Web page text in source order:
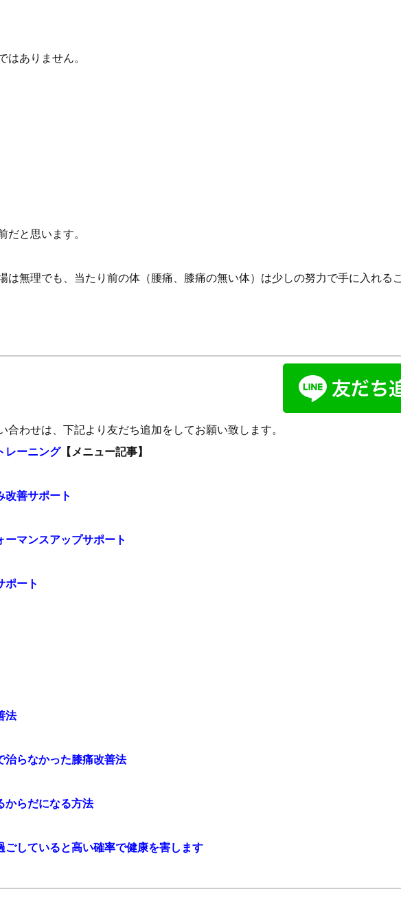
はありません。
だと思います。
は無理でも、当たり前の体（腰痛、膝痛の無い体）は少しの努力で手に入れる
合わせは、下記より友だち追加をしてお願い致します。
レーニング【メニュー記事】
改善サポート
ーマンスアップサポート
ポート
法
治らなかった膝痛改善法
からだになる方法
ごしていると高い確率で健康を害します